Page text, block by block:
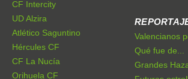
CF Intercity
UD Alzira
Atlético Saguntino
Hércules CF
CF La Nucía
Orihuela CF
Valencianos
Qué fue de...
Grandes